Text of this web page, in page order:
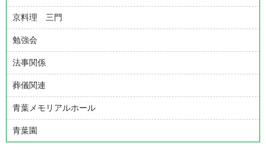
京料理 三門
勉強会
法事関係
葬儀関連
青葉メモリアルホール
青葉園